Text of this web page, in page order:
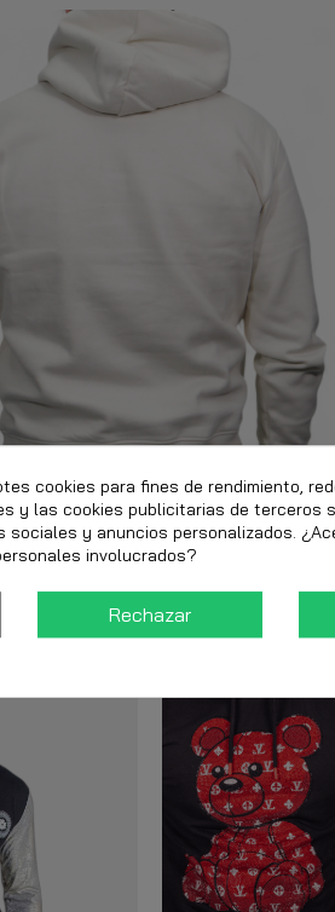
cookies para fines de rendimiento,
y las cookies publicitarias de terceros
sociales y anuncios personalizados.
involucrados?
Rechazar